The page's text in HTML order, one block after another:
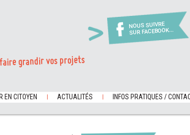
NOUS SUIVRE
SUR FACEBOOK...
grandir vos projets
EN CITOYEN ACTUALITÉS INFOS PRATIQUES /